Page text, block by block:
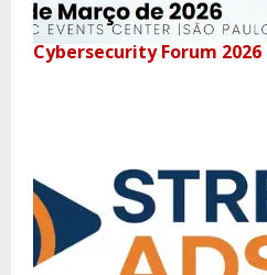
Cybersecurity Forum 2026